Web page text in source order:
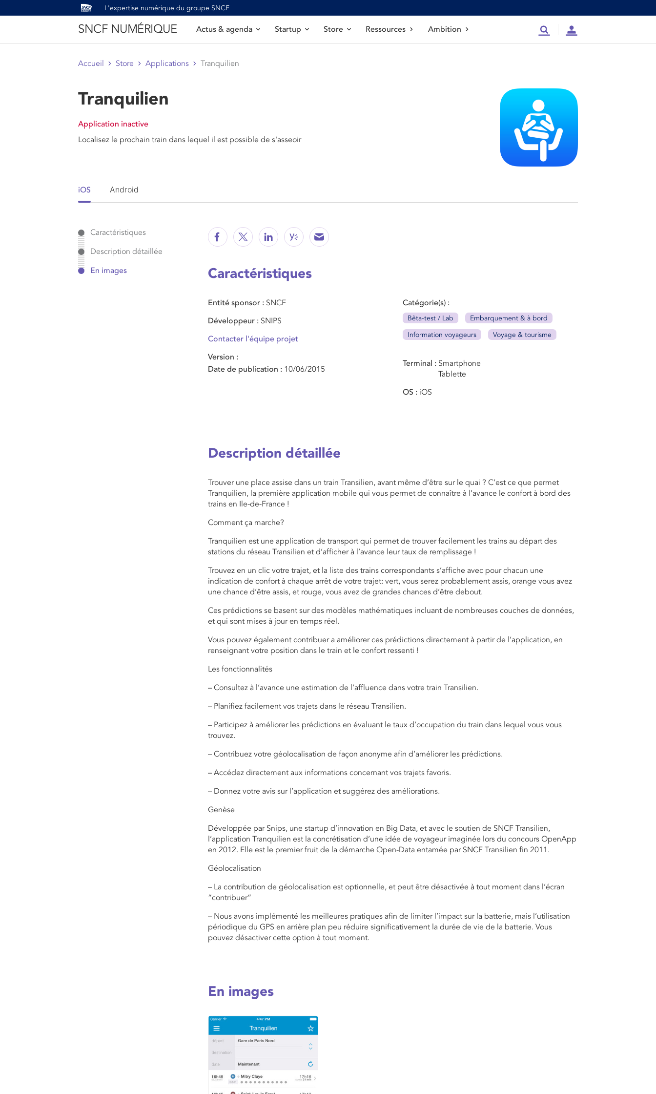
L'expertise numérique du groupe SNCF
SNCF NUMÉRIQUE Actus & agenda Startup Store Ressources Ambition RechercheCompte
Accueil Store Applications Tranquilien
Tranquilien
Application inactive
Localisez le prochain train dans lequel il est possible de s'asseoir
iOS Android
Caractéristiques
Description détaillée
En images
Caractéristiques
Entité sponsor
SNCF
Développeur
SNIPS
Contacter l'équipe projet
Version
Date de publication
10/06/2015
Catégorie(s)
Bêta-test / Lab
Embarquement & à bord
Information voyageurs
Voyage & tourisme
Terminal
Smartphone
Tablette
OS
iOS
Description détaillée
Trouver une place assise dans un train Transilien, avant même d’être sur le quai ? C’est ce que permet
Tranquilien, la première application mobile qui vous permet de connaître à l’avance le confort à bord des
trains en Ile-de-France !
Comment ça marche?
Tranquilien est une application de transport qui permet de trouver facilement les trains au départ des
stations du réseau Transilien et d’afficher à l’avance leur taux de remplissage !
Trouvez en un clic votre trajet, et la liste des trains correspondants s’affiche avec pour chacun une
indication de confort à chaque arrêt de votre trajet: vert, vous serez probablement assis, orange vous avez
une chance d’être assis, et rouge, vous avez de grandes chances d’être debout.
Ces prédictions se basent sur des modèles mathématiques incluant de nombreuses couches de données,
et qui sont mises à jour en temps réel.
Vous pouvez également contribuer a améliorer ces prédictions directement à partir de l’application, en
renseignant votre position dans le train et le confort ressenti !
Les fonctionnalités
– Consultez à l’avance une estimation de l’affluence dans votre train Transilien.
– Planifiez facilement vos trajets dans le réseau Transilien.
– Participez à améliorer les prédictions en évaluant le taux d’occupation du train dans lequel vous vous
trouvez.
– Contribuez votre géolocalisation de façon anonyme afin d’améliorer les prédictions.
– Accédez directement aux informations concernant vos trajets favoris.
– Donnez votre avis sur l’application et suggérez des améliorations.
Genèse
Développée par Snips, une startup d’innovation en Big Data, et avec le soutien de SNCF Transilien,
l’application Tranquilien est la concrétisation d’une idée de voyageur imaginée lors du concours OpenApp
en 2012. Elle est le premier fruit de la démarche Open-Data entamée par SNCF Transilien fin 2011.
Géolocalisation
– La contribution de géolocalisation est optionnelle, et peut être désactivée à tout moment dans l’écran
“contribuer”
– Nous avons implémenté les meilleures pratiques afin de limiter l’impact sur la batterie, mais l’utilisation
périodique du GPS en arrière plan peu réduire significativement la durée de vie de la batterie. Vous
pouvez désactiver cette option à tout moment.
En images